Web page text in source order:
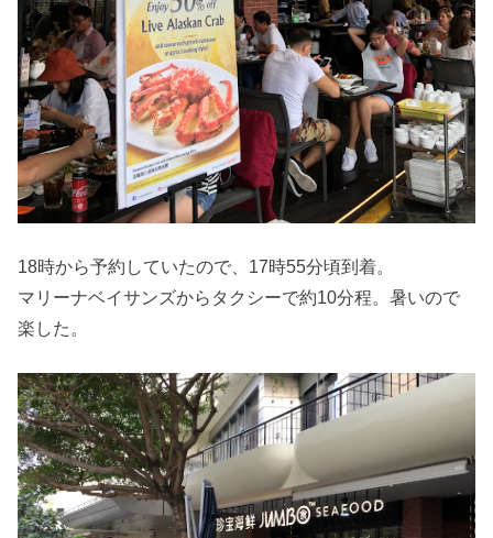
18時から予約していたので、17時55分頃到着。
マリーナベイサンズからタクシーで約10分程。暑いので
楽した。